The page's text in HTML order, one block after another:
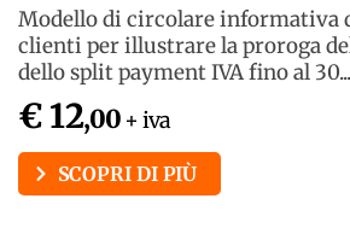
Modello di circolare informativa
clienti per illustrare la proroga
dello split payment IVA fino al 30...
€ 12,00 + iva
SCOPRI DI PIÙ